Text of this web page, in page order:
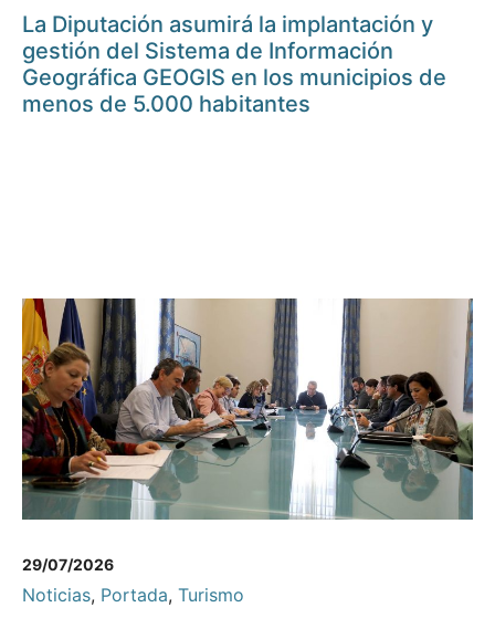
La Diputación asumirá la implantación y
gestión del Sistema de Información
Geográfica GEOGIS en los municipios de
menos de 5.000 habitantes
29/07/2026
Noticias, Portada, Turismo